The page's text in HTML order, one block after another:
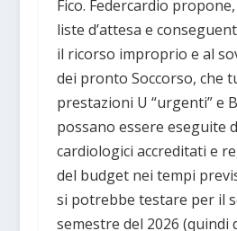
Fico. Federcardio
liste d’attesa e
il ricorso improprio e al
dei pronto Soccorso, che
prestazioni U “urgenti” e
possano essere eseguite
cardiologici accreditati e
del budget nei tempi
si potrebbe testare per il
semestre del 2026 (quindi